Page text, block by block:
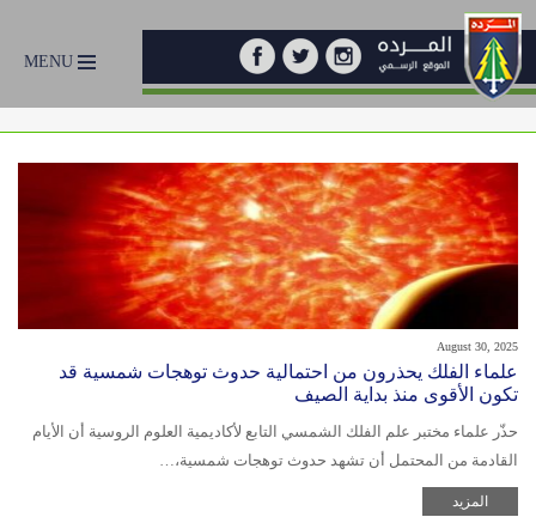
MENU
August 30, 2025
علماء الفلك يحذرون من احتمالية حدوث توهجات شمسية قد
تكون الأقوى منذ بداية الصيف
حذّر علماء مختبر علم الفلك الشمسي التابع لأكاديمية العلوم الروسية أن الأيام
القادمة من المحتمل أن تشهد حدوث توهجات شمسية،…
المزيد